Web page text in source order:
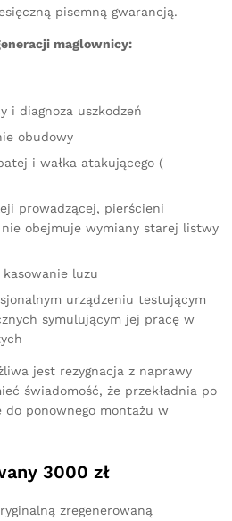
pisemną gwarancją.
maglownicy:
i diagnoza uszkodzeń
obudowy
i wałka atakującego (
prowadzącej, pierścieni
obejmuje wymiany starej listwy
kasowanie luzu
urządzeniu testującym
symulującym jej pracę w
jest rezygnacja z naprawy
świadomość, że przekładnia po
do ponownego montażu w
3000 zł
zregenerowaną